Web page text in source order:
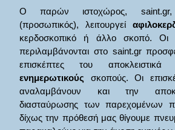
Ο παρών ιστοχώρος, saint.gr,
(προσωπικός), λειτουργεί
κερδοσκοπικό ή άλλο σκοπό. Οι
περιλαμβάνονται στο saint.gr
επισκέπτες του
ενημερωτικούς σκοπούς. Οι
αναλαμβάνουν και την
διασταύρωσης των παρεχομένων
δίχως την πρόθεσή μας θίγουμε